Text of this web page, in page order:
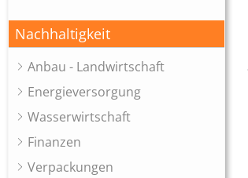
Nachhaltigkeit
Anbau - Landwirtschaft
Energieversorgung
Wasserwirtschaft
Finanzen
Verpackungen